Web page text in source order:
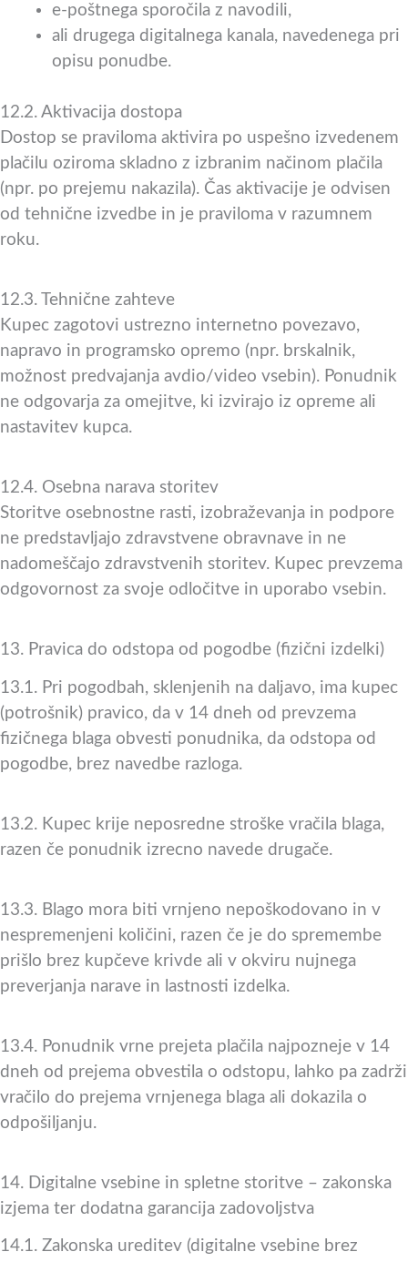
e-poštnega sporočila z navodili,
ali drugega digitalnega kanala, navedenega pri
opisu ponudbe.
12.2. Aktivacija dostopa
Dostop se praviloma aktivira po uspešno izvedenem
plačilu oziroma skladno z izbranim načinom plačila
(npr. po prejemu nakazila). Čas aktivacije je odvisen
od tehnične izvedbe in je praviloma v razumnem
roku.
12.3. Tehnične zahteve
Kupec zagotovi ustrezno internetno povezavo,
napravo in programsko opremo (npr. brskalnik,
možnost predvajanja avdio/video vsebin). Ponudnik
ne odgovarja za omejitve, ki izvirajo iz opreme ali
nastavitev kupca.
12.4. Osebna narava storitev
Storitve osebnostne rasti, izobraževanja in podpore
ne predstavljajo zdravstvene obravnave in ne
nadomeščajo zdravstvenih storitev. Kupec prevzema
odgovornost za svoje odločitve in uporabo vsebin.
13. Pravica do odstopa od pogodbe (fizični izdelki)
13.1. Pri pogodbah, sklenjenih na daljavo, ima kupec
(potrošnik) pravico, da v 14 dneh od prevzema
fizičnega blaga obvesti ponudnika, da odstopa od
pogodbe, brez navedbe razloga.
13.2. Kupec krije neposredne stroške vračila blaga,
razen če ponudnik izrecno navede drugače.
13.3. Blago mora biti vrnjeno nepoškodovano in v
nespremenjeni količini, razen če je do spremembe
prišlo brez kupčeve krivde ali v okviru nujnega
preverjanja narave in lastnosti izdelka.
13.4. Ponudnik vrne prejeta plačila najpozneje v 14
dneh od prejema obvestila o odstopu, lahko pa zadrži
vračilo do prejema vrnjenega blaga ali dokazila o
odpošiljanju.
14. Digitalne vsebine in spletne storitve – zakonska
izjema ter dodatna garancija zadovoljstva
14.1. Zakonska ureditev (digitalne vsebine brez